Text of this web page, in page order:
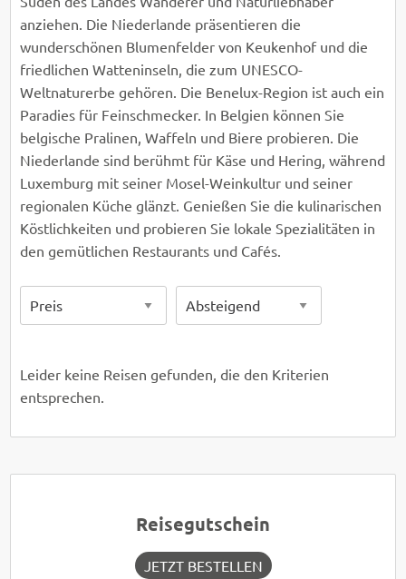
anziehen. Die Niederlande präsentieren die
wunderschönen Blumenfelder von Keukenhof und die
friedlichen Watteninseln, die zum UNESCO-
Weltnaturerbe gehören. Die Benelux-Region ist auch ein
Paradies für Feinschmecker. In Belgien können Sie
belgische Pralinen, Waffeln und Biere probieren. Die
Niederlande sind berühmt für Käse und Hering, während
Luxemburg mit seiner Mosel-Weinkultur und seiner
regionalen Küche glänzt. Genießen Sie die kulinarischen
Köstlichkeiten und probieren Sie lokale Spezialitäten in
den gemütlichen Restaurants und Cafés.
Leider keine Reisen gefunden, die den Kriterien
entsprechen.
Reisegutschein
JETZT BESTELLEN